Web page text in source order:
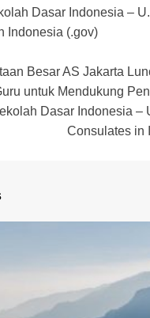
Dasar Indonesia –
Indonesia (.gov)
Besar AS Jakarta
untuk Mendukung
Dasar Indonesia –
Consulates in